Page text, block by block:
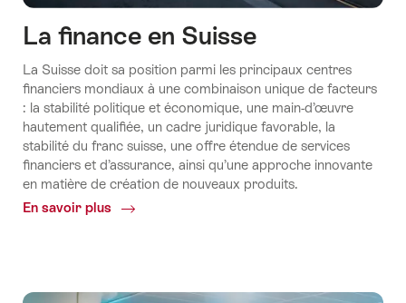
La finance en Suisse
La Suisse doit sa position parmi les principaux centres
financiers mondiaux à une combinaison unique de facteurs
: la stabilité politique et économique, une main-d’œuvre
hautement qualifiée, un cadre juridique favorable, la
stabilité du franc suisse, une offre étendue de services
financiers et d’assurance, ainsi qu’une approche innovante
en matière de création de nouveaux produits.
En savoir plus
Common.Of